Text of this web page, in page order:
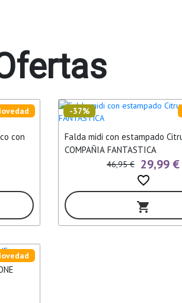
con
Falda midi con estampado
COMPAÑIA FANTASTICA
-37%
46,95 € 29,99 €
favorite_border
shopping_cart